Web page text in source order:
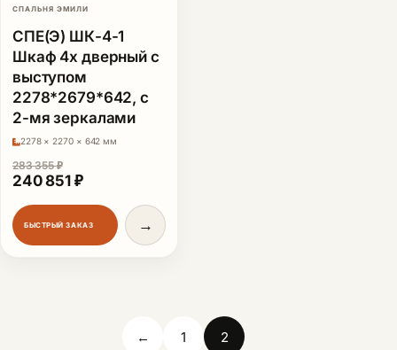
СПАЛЬНЯ ЭМИЛИ
СПЕ(Э) ШК-4-1
Шкаф 4х дверный с
выступом
2278*2679*642, с
2-мя зеркалами
2278 × 2270 × 642 мм
283 355₽
Первоначальная цена составляла 283 355 ₽.
240 851 ₽Текущая цена: 240 851 ₽.
БЫСТРЫЙ ЗАКАЗ →
← 1 2